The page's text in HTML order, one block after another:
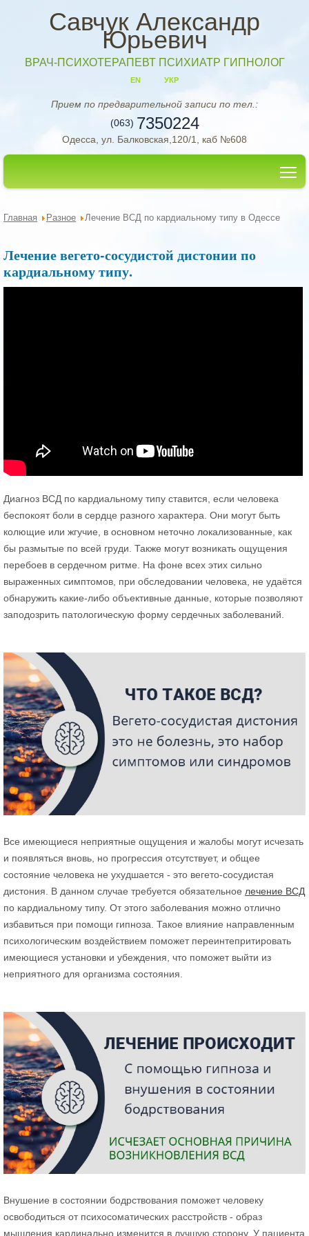
Савчук Александр
Юрьевич
ВРАЧ-ПСИХОТЕРАПЕВТ ПСИХИАТР ГИПНОЛОГ
EN УКР
Прием по предварительной записи по тел.:
(063) 7350224
Одесса, ул. Балковская,120/1, каб №608
Главная Разное Лечение ВСД по кардиальному типу в Одессе
Лечение вегето-сосудистой дистонии по
кардиальному типу.
Диагноз ВСД по кардиальному типу ставится, если человека
беспокоят боли в сердце разного характера. Они могут быть
колющие или жгучие, в основном неточно локализованные, как
бы размытые по всей груди. Также могут возникать ощущения
перебоев в сердечном ритме. На фоне всех этих сильно
выраженных симптомов, при обследовании человека, не удаётся
обнаружить какие-либо объективные данные, которые позволяют
заподозрить патологическую форму сердечных заболеваний.
Все имеющиеся неприятные ощущения и жалобы могут исчезать
и появляться вновь, но прогрессия отсутствует, и общее
состояние человека не ухудшается - это вегето-сосудистая
дистония. В данном случае требуется обязательное лечение ВСД
по кардиальному типу. От этого заболевания можно отлично
избавиться при помощи гипноза. Такое влияние направленным
психологическим воздействием поможет переинтепритировать
имеющиеся установки и убеждения, что поможет выйти из
неприятного для организма состояния.
Внушение в состоянии бодрствования поможет человеку
освободиться от психосоматических расстройств - образ
мышления кардинально изменится в лучшую сторону. У пациента